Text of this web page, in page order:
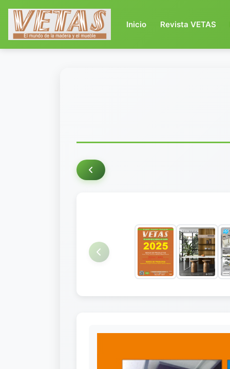
Inicio(current)
Revista VETAS